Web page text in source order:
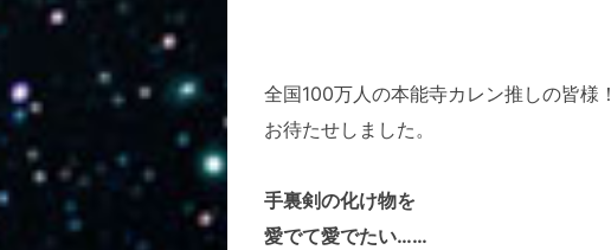
全国100万人の本能寺カレン推しの皆様！
お待たせしました。
手裏剣の化け物を
愛でて愛でたい……